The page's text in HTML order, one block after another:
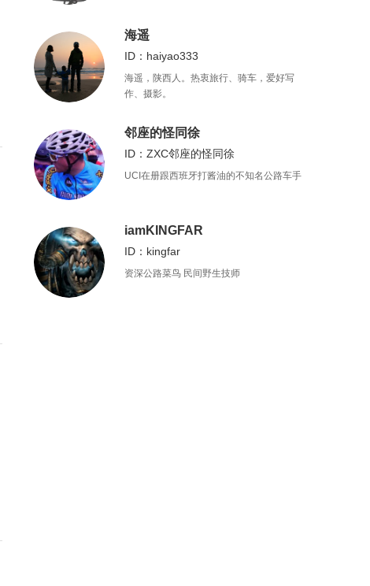
海遥
ID：haiyao333
海遥，陕西人。热衷旅行、骑车，爱好写
作、摄影。
邻座的怪同徐
ID：ZXC邻座的怪同徐
UCI在册跟西班牙打酱油的不知名公路车手
iamKINGFAR
ID：kingfar
资深公路菜鸟 民间野生技师